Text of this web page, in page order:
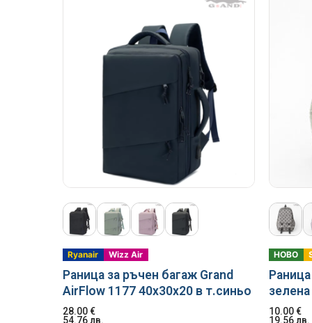
Ryanair Wizz Air
Раница за ръчен багаж Grand
AirFlow 1177 40x30x20 в т.синьо
28.00€
54.76лв.
НОВО
зелена
10.00€
19.56лв.